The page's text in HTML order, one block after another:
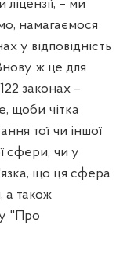
– ми
намагаємося
у відповідність
ж це для
законах –
щоби чітка
тої чи іншої
сфери, чи у
що ця сфера
а також
"Про